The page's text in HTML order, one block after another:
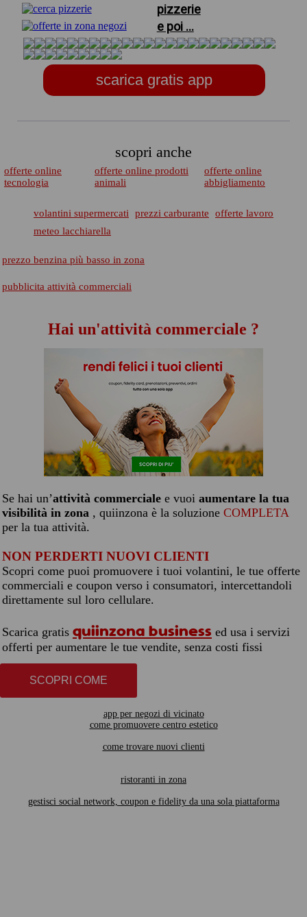
pizzerie
e poi ...
scarica gratis app
scopri anche
offerte online
tecnologia
offerte online prodotti
animali
offerte online
abbigliamento
volantini supermercati prezzi carburante
offerte lavoro
meteo lacchiarella
prezzo benzina più basso in zona
pubblicita attività commerciali
Hai un'attività commerciale ?
Se hai un’attività commerciale e vuoi aumentare la tua
visibilità in zona , quiinzona è la soluzione COMPLETA
per la tua attività.
NON PERDERTI NUOVI CLIENTI
Scopri come puoi promuovere i tuoi volantini, le tue offerte
commerciali e coupon verso i consumatori, intercettandoli
direttamente sul loro cellulare.
Scarica gratis quiinzona business ed usa i servizi
offerti per aumentare le tue vendite, senza costi fissi
SCOPRI COME
app per negozi di vicinato
come promuovere centro estetico
come trovare nuovi clienti
ristoranti in zona
gestisci social network, coupon e fidelity da una sola piattaforma